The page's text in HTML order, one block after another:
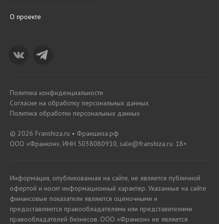
О проекте
Политика конфиденциальности
Согласие на обработку персональных данных
Политика обработки персональных данных
© 2026 Franshiza.ru • Франшиза.рф
ООО «Франкон», ИНН 5038080910, sale@franshiza.ru. 18+
Информация, опубликованная на сайте, не является публичной
офертой и носит информационный характер. Указанные на сайте
финансовые показатели являются оценочными и
предоставляются правообладателями или представителями
правообладателей бизнесов. ООО «Франкон» не является